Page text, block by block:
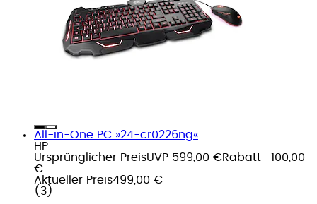
All-in-One PC »24-cr0226ng«
HP
Ursprünglicher PreisUVP 599,00 €Rabatt- 100,00
€
Aktueller Preis499,00 €
( 3)